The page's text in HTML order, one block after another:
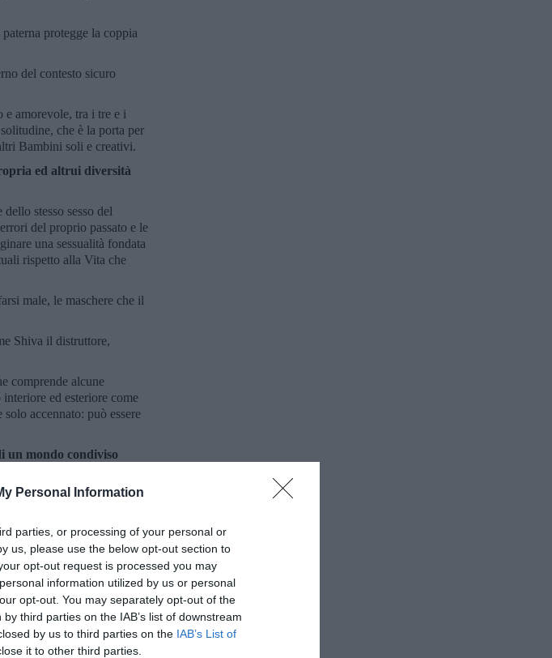
Personal Information
parties, or processing of your personal or
us, please use the below opt-out section to
opt-out request is processed you may
information utilized by us or personal
opt-out. You may separately opt-out of the
third parties on the IAB’s list of downstream
by us to third parties on the IAB’s List of
it to other third parties.
protegge la coppia
del contesto sicuro
e amorevole, tra i tre e i
che è la porta per
Bambini soli e creativi.
ed altrui diversità
stesso sesso del
del proprio passato e le
una sessualità fondata
rispetto alla Vita che
male, le maschere che il
Shiva il distruttore,
comprende alcune
ed esteriore come
accennato: può essere
un mondo condiviso
e pazienza, richiede più
di Gaza?
poi ognuno, invece di
ad ogni nascita di
ruscelli.
felice.
e sognare.